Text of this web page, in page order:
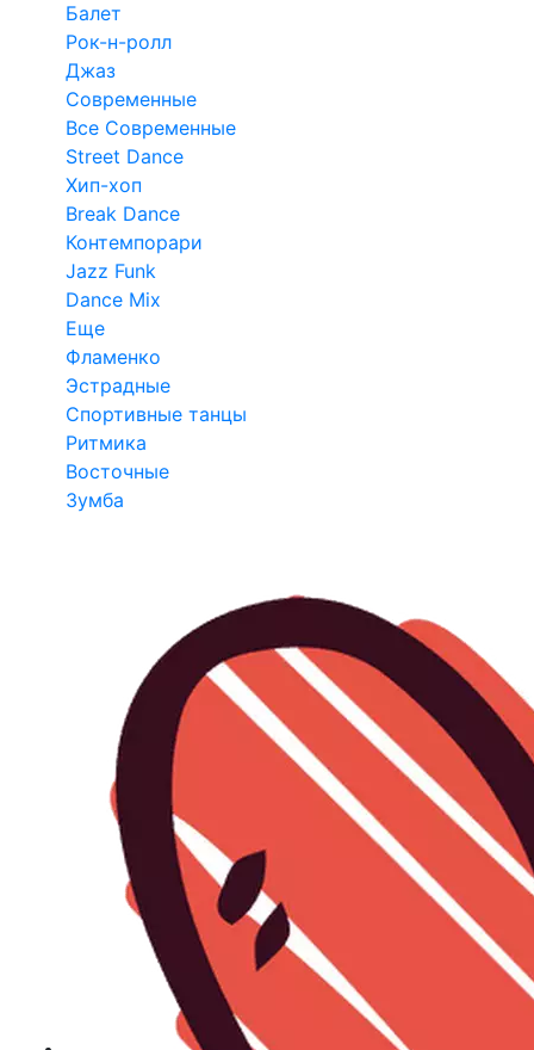
Балет
Рок-н-ролл
Джаз
Современные
Все Современные
Street Dance
Хип-хоп
Break Dance
Контемпорари
Jazz Funk
Dance Mix
Еще
Фламенко
Эстрадные
Спортивные танцы
Ритмика
Восточные
Зумба